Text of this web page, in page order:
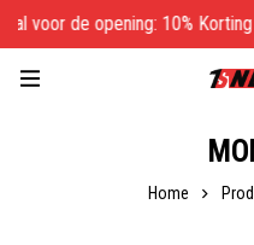
voor de opening: 10% Korting
Home